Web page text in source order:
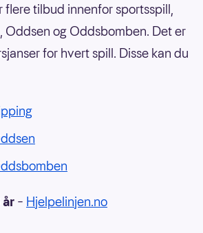
flere tilbud innenfor sportsspill,
og Oddsbomben. Det er
for hvert spill. Disse kan du
– Hjelpelinjen.no